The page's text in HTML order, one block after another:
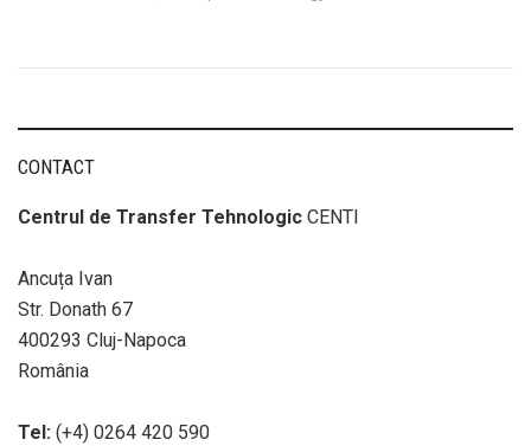
CONTACT
Centrul de Transfer Tehnologic CENTI
Ancuța Ivan
Str. Donath 67
400293 Cluj-Napoca
România
Tel: (+4) 0264 420 590